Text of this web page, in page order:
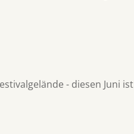
- diesen Juni